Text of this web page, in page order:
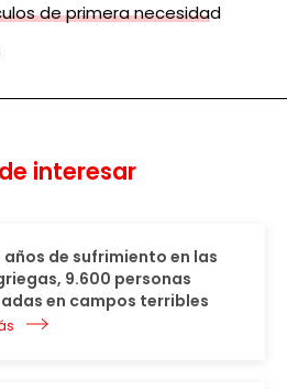
de primera necesidad
interesar
años de sufrimiento en las
9.600 personas
en campos terribles